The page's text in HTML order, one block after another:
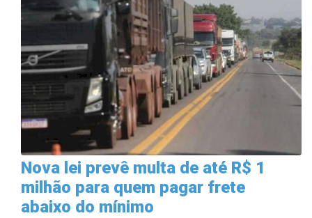
Nova lei prevê multa de até R$ 1
milhão para quem pagar frete
abaixo do mínimo